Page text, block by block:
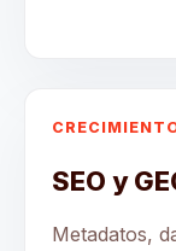
SEO y
Metadatos,